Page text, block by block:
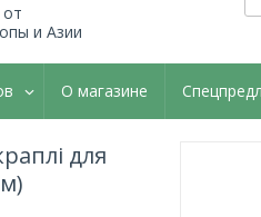
и Азии
О магазине
для